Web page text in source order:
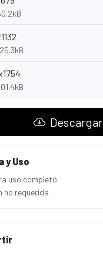
Descargar
y Uso
uso completo
no requerida